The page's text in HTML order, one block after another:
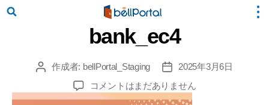
bank_ec4
投
者
作成者: bellPortal_Staging
投
稿
日
2025年3月6日
bank_ec4
へ
コメントはまだありません